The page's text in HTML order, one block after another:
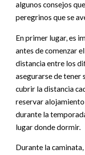
algunos consejos
peregrinos que se
En primer lugar, es
antes de comenzar
distancia entre los
asegurarse de tener
cubrir la distancia
reservar
durante la
lugar donde dormir.
Durante la